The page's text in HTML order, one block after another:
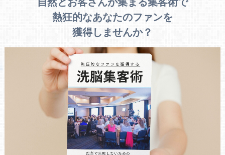
熱狂的なあなたのファンを
獲得しませんか？